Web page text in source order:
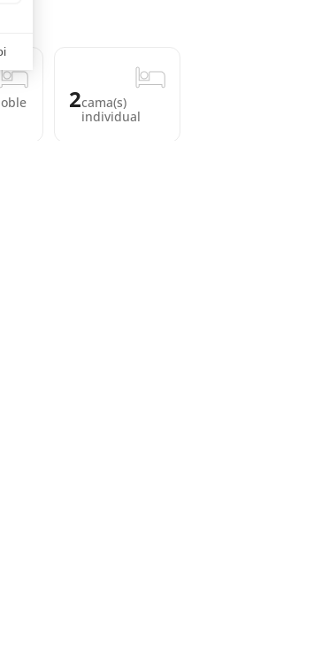
2cama(s)
individual